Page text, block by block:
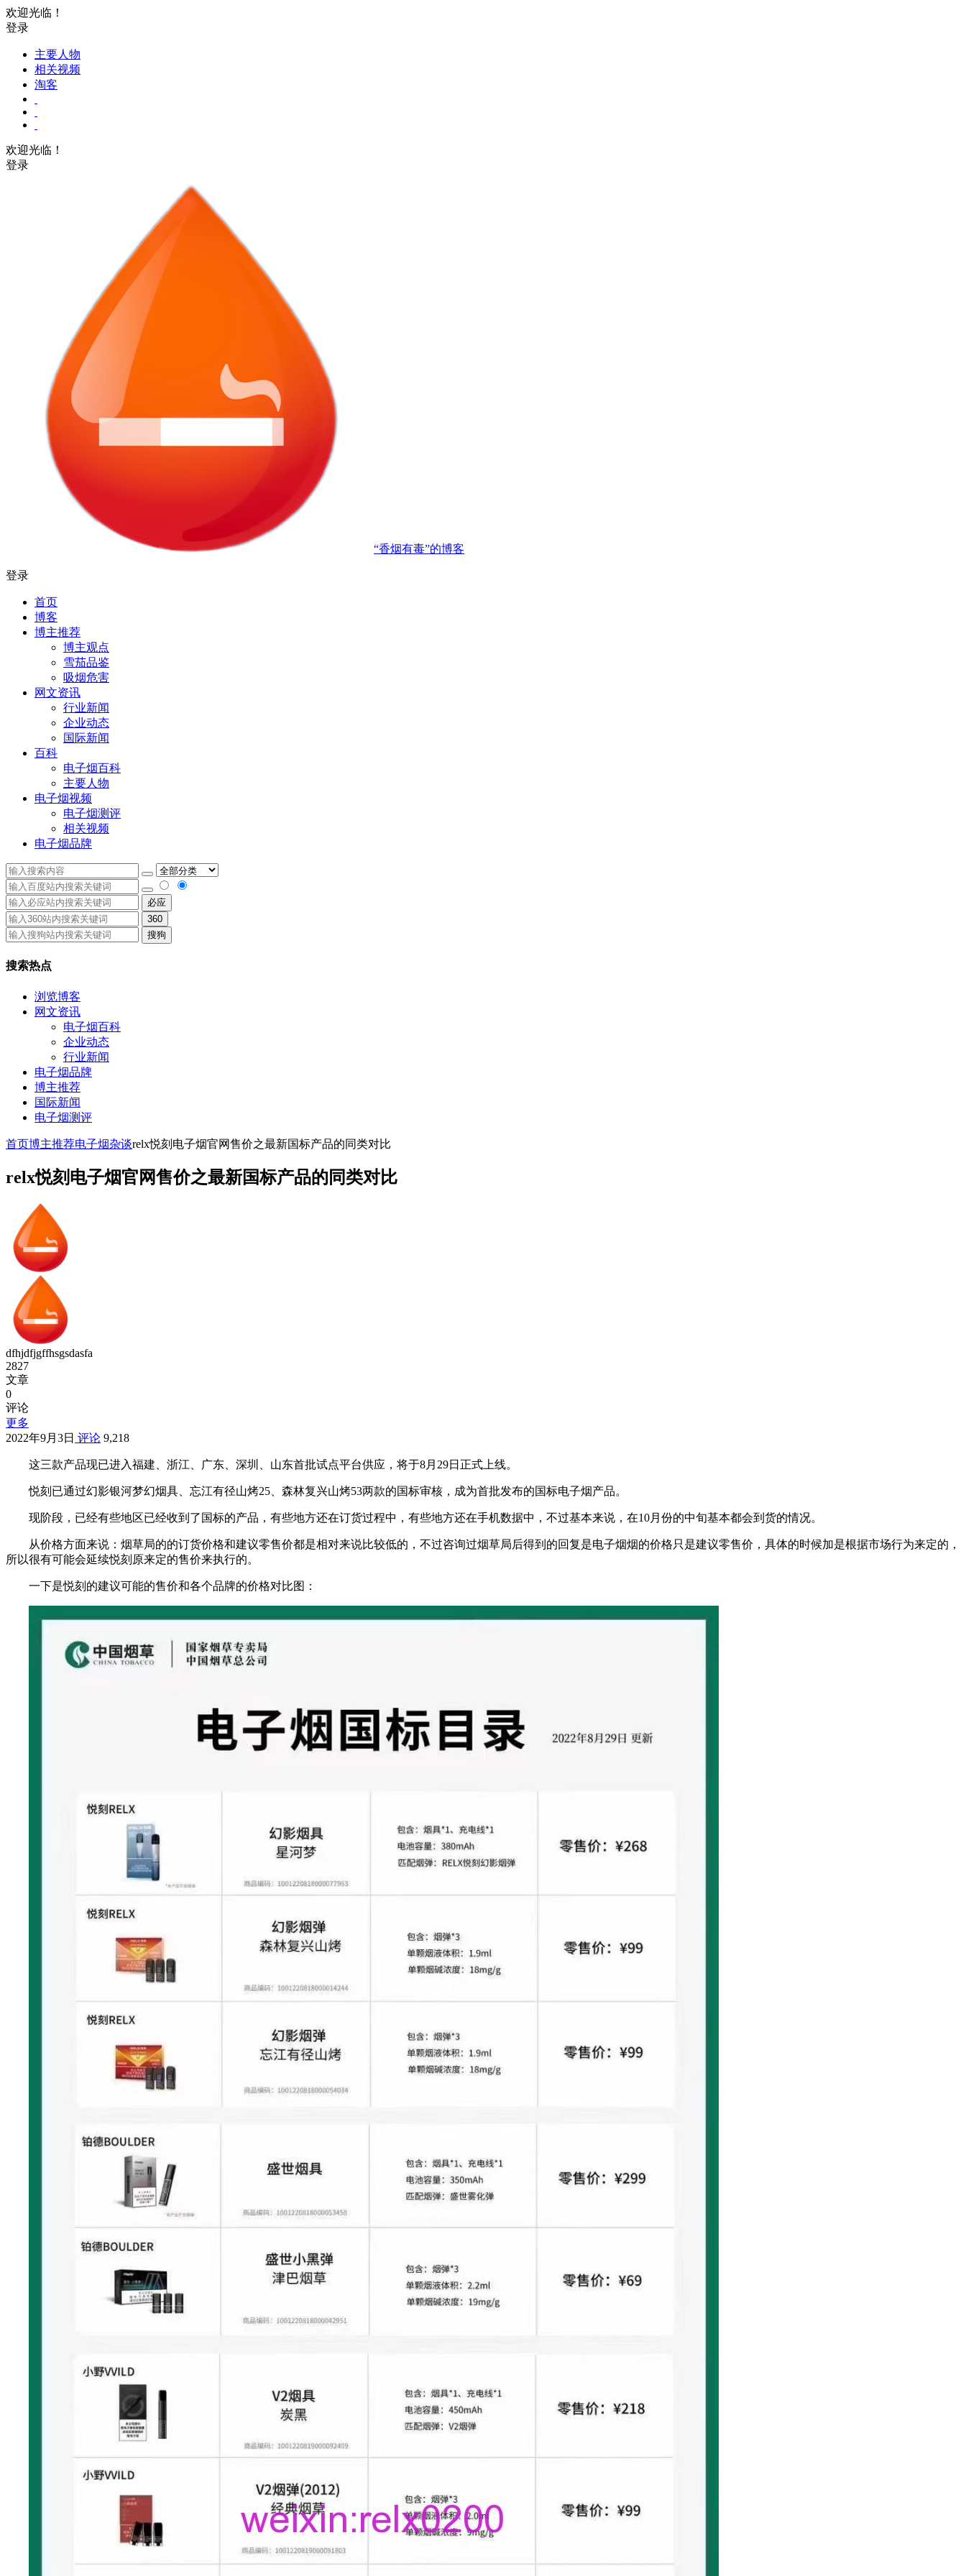
欢迎光临！
登录
主要人物
相关视频
淘客
欢迎光临！
登录
“香烟有毒”的博客
登录
首页
博客
博主推荐
博主观点
雪茄品鉴
吸烟危害
网文资讯
行业新闻
企业动态
国际新闻
百科
电子烟百科
主要人物
电子烟视频
电子烟测评
相关视频
电子烟品牌
必应
360
搜狗
搜索热点
浏览博客
网文资讯
电子烟百科
企业动态
行业新闻
电子烟品牌
博主推荐
国际新闻
电子烟测评
首页博主推荐电子烟杂谈relx悦刻电子烟官网售价之最新国标产品的同类对比
relx悦刻电子烟官网售价之最新国标产品的同类对比
dfhjdfjgffhsgsdasfa
2827
文章
0
评论
更多
2022年9月3日 评论 9,218
这三款产品现已进入福建、浙江、广东、深圳、山东首批试点平台供应，将于8月29日正式上线。
悦刻已通过幻影银河梦幻烟具、忘江有径山烤25、森林复兴山烤53两款的国标审核，成为首批发布的国标电子烟产品。
现阶段，已经有些地区已经收到了国标的产品，有些地方还在订货过程中，有些地方还在手机数据中，不过基本来说，在10月份的中旬基本都会到货的情况。
从价格方面来说：烟草局的的订货价格和建议零售价都是相对来说比较低的，不过咨询过烟草局后得到的回复是电子烟烟的价格只是建议零售价，具体的时候加是根据市场行为来定的，
所以很有可能会延续悦刻原来定的售价来执行的。
一下是悦刻的建议可能的售价和各个品牌的价格对比图：